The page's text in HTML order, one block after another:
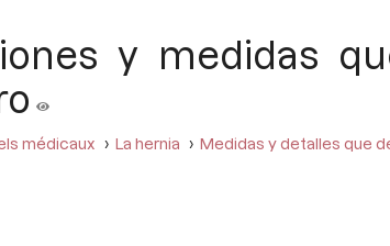
y medidas
médicaux La hernia Medidas y detalles que